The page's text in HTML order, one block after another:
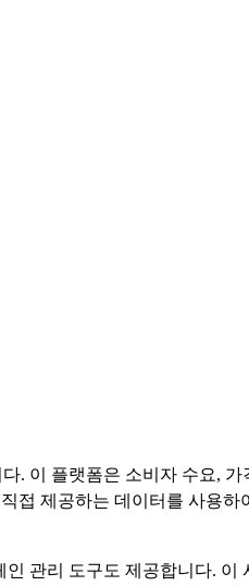
. 이 플랫폼은 소비자 수요, 가
접 제공하는 데이터를 사용하
관리 도구도 제공합니다. 이